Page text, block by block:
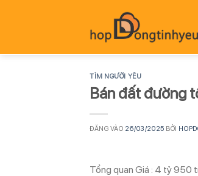
dung
TÌM NGƯỜI YÊU
Bán đất đường
ĐĂNG VÀO 26/03/2025 BỞI
Tổng quan Giá : 4 tỷ 950